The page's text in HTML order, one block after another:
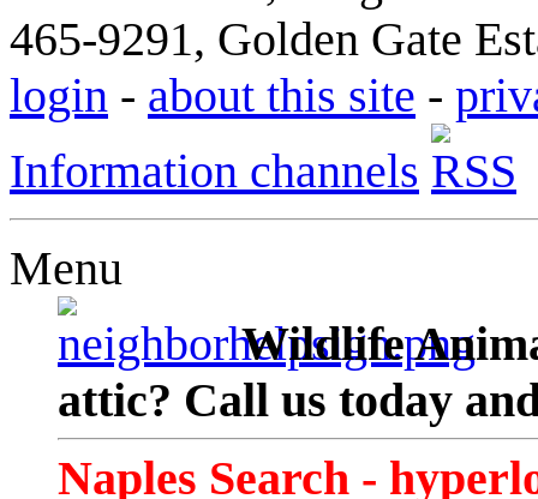
465-9291, Golden Gate
login - about this site -
Information channels
Menu
Wildlife
attic? Call us today
Naples Search -